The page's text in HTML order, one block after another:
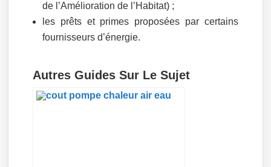
de l’Amélioration de l’Habitat) ;
les prêts et primes proposées par certains
fournisseurs d’énergie.
Autres Guides Sur Le Sujet